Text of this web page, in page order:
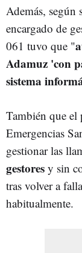
Además, según
encargado de
061 tuvo que "
Adamuz 'con
sistema
También que el
Emergencias
gestionar las
gestores y sin
tras volver a
habitualmente.